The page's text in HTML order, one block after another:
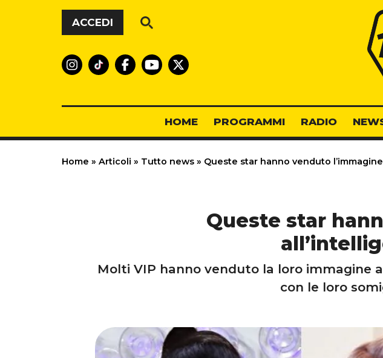
Vai al contenuto
ACCEDI
HOME PROGRAMMI RADIO
Home » Articoli » Tutto news » Queste star hanno venduto
Queste star
Molti VIP hanno venduto la loro immagine
con le loro